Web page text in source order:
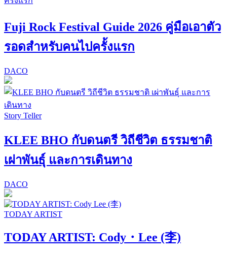
Fuji Rock Festival Guide 2026 คู่มือเอาตัว
รอดสำหรับคนไปครั้งแรก
DACO
Story Teller
KLEE BHO กับดนตรี วิถีชีวิต ธรรมชาติ
เผ่าพันธุ์ และการเดินทาง
DACO
TODAY ARTIST
TODAY ARTIST: Cody・Lee (李)